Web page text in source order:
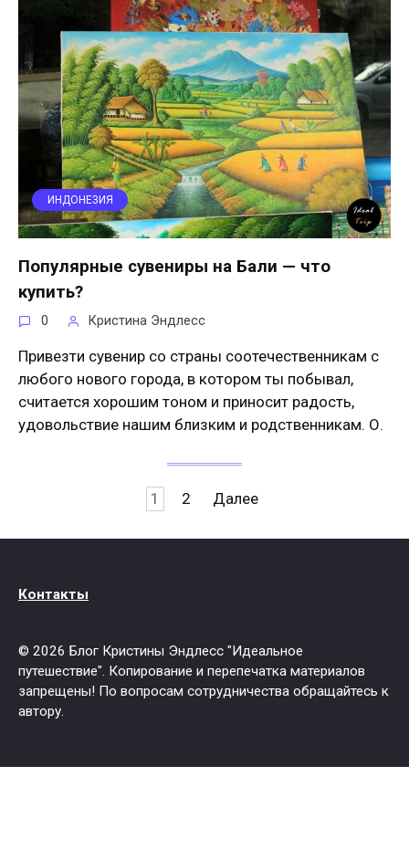
ИНДОНЕЗИЯ
Популярные сувениры на Бали — что
купить?
0 Кристина Эндлесс
Привезти сувенир со страны соотечественникам с
любого нового города, в котором ты побывал,
считается хорошим тоном и приносит радость,
удовольствие нашим близким и родственникам. О.
1 2 Далее
Контакты
© 2026 Блог Кристины Эндлесс "Идеальное
путешествие". Копирование и перепечатка материалов
запрещены! По вопросам сотрудничества обращайтесь к
автору.